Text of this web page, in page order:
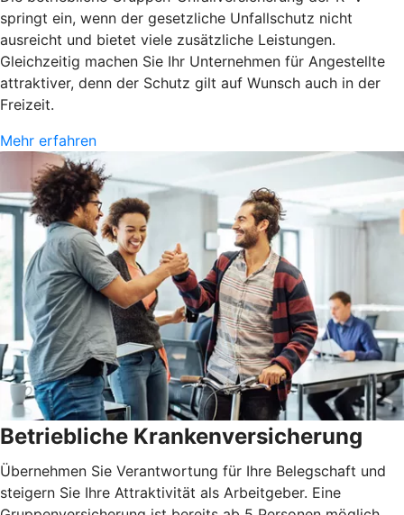
springt ein, wenn der gesetzliche Unfallschutz nicht
ausreicht und bietet viele zusätzliche Leistungen.
Gleichzeitig machen Sie Ihr Unternehmen für Angestellte
attraktiver, denn der Schutz gilt auf Wunsch auch in der
Freizeit.
Mehr erfahren
Betriebliche Krankenversicherung
Übernehmen Sie Verantwortung für Ihre Belegschaft und
steigern Sie Ihre Attraktivität als Arbeitgeber. Eine